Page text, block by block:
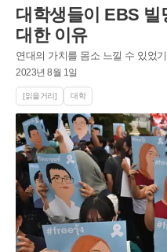
대학생들이 EBS 빌
대한 이유
연대의 가치를 몸소 느낄 수 있었
2023년 8월 1일
[읽을거리] 대학